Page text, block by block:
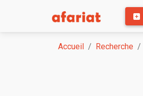
Accueil Recherche